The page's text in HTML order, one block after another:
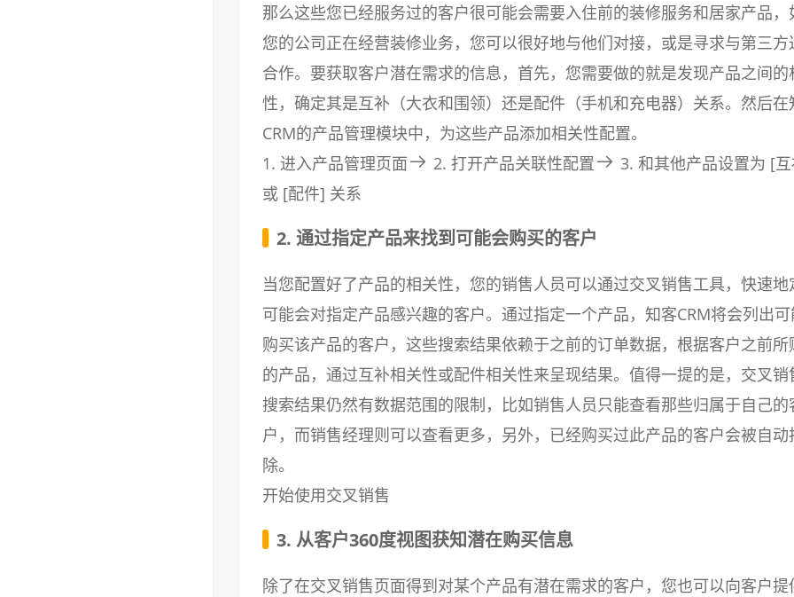
那么这些您已经服务过的客户很可能会需要入住前的装修服务和居家产品，
您的公司正在经营装修业务，您可以很好地与他们对接，或是寻求与第三方
合作。要获取客户潜在需求的信息，首先，您需要做的就是发现产品之间的
性，确定其是互补（大衣和围领）还是配件（手机和充电器）关系。然后在
CRM的产品管理模块中，为这些产品添加相关性配置。
1. 进入产品管理页面
2. 打开产品关联性配置
3. 和其他产品设置为 [
或 [配件] 关系
2. 通过指定产品来找到可能会购买的客户
当您配置好了产品的相关性，您的销售人员可以通过交叉销售工具，快速地
可能会对指定产品感兴趣的客户。通过指定一个产品，知客CRM将会列出可
购买该产品的客户，这些搜索结果依赖于之前的订单数据，根据客户之前所
的产品，通过互补相关性或配件相关性来呈现结果。值得一提的是，交叉销
搜索结果仍然有数据范围的限制，比如销售人员只能查看那些归属于自己的
户，而销售经理则可以查看更多，另外，已经购买过此产品的客户会被自动
除。
开始使用交叉销售
3. 从客户360度视图获知潜在购买信息
除了在交叉销售页面得到对某个产品有潜在需求的客户，您也可以向客户提